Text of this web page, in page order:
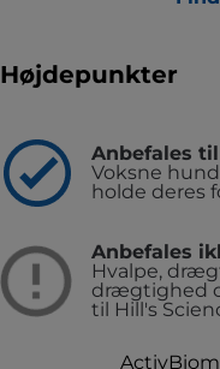
Højdepunkter
Anbefales til
Voksne
holde deres
Anbefales
Hvalpe,
drægtighed
til Hill's